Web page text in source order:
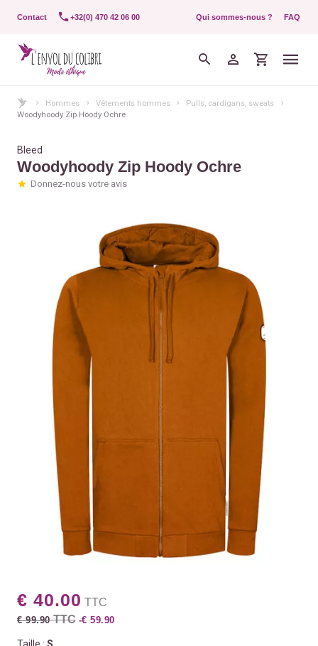
Contact +32(0) 470 42 06 00 Qui sommes-nous ? FAQ
Hommes Vêtements hommes
Pulls, cardigans, sweats
Woodyhoody Zip Hoody Ochre
Bleed
Woodyhoody Zip Hoody Ochre
Donnez-nous votre avis
€ 40.00 TTC
€ 99.90TTC -€ 59.90